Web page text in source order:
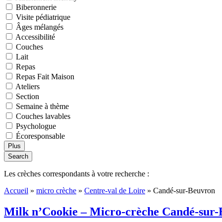
Biberonnerie
Visite pédiatrique
Âges mélangés
Accessibilité
Couches
Lait
Repas
Repas Fait Maison
Ateliers
Section
Semaine à thème
Couches lavables
Psychologue
Écoresponsable
Plus
Search
Les crèches correspondants à votre recherche :
Accueil » micro crèche » Centre-val de Loire » Candé-sur-Beuvron
Milk n’Cookie – Micro-crèche Candé-sur-